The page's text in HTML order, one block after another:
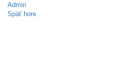
Admin
Späť hore